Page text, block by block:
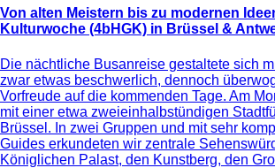
Von alten Meistern bis zu modernen
Kulturwoche (4bHGK) in Brüssel &
Die nächtliche Busanreise gestaltete sich
zwar etwas beschwerlich, dennoch
Vorfreude auf die kommenden Tage. Am
mit einer etwa zweieinhalbstündigen
Brüssel. In zwei Gruppen und mit sehr
Guides erkundeten wir zentrale
Königlichen Palast, den Kunstberg, den